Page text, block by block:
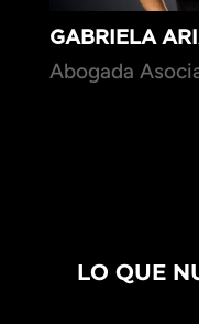
GABRIELA
Abogada
LO QUE